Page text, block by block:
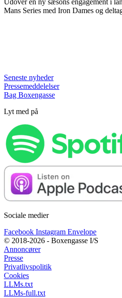
Udover en ny sæsons engagement i
Mans Series med Iron Dames og
Seneste nyheder
Pressemeddelelser
Bag Boxengasse
Lyt med på
Sociale medier
Facebook Instagram Envelope
© 2018-2026 - Boxengasse I/S
Annoncører
Presse
Privatlivspolitik
Cookies
LLMs.txt
LLMs-full.txt